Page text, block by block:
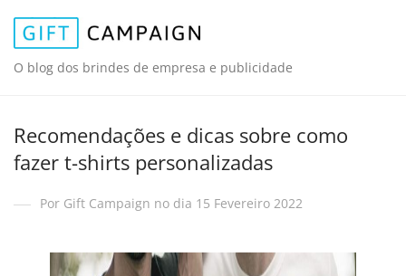
O blog dos brindes de empresa e publicidade
Recomendações e dicas sobre como
fazer t-shirts personalizadas
Por Gift Campaign no dia 15 Fevereiro 2022